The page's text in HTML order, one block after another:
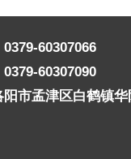
60307066
60307090
市孟津区白鹤镇